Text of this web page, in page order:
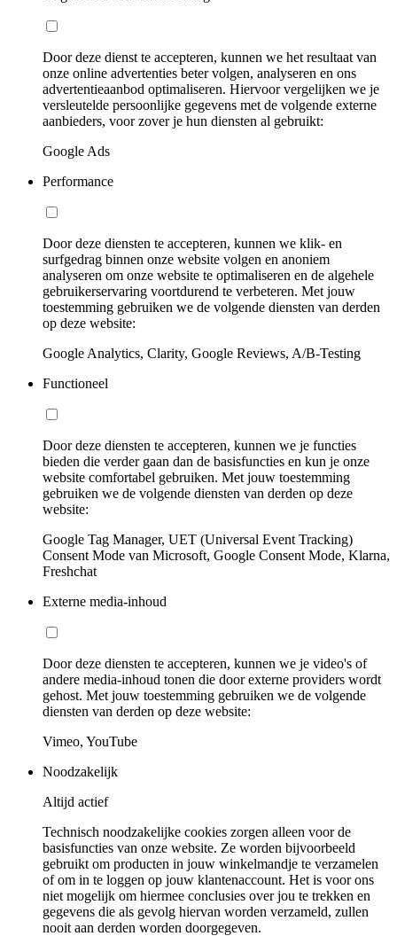
Door deze dienst te accepteren, kunnen we het resultaat van
onze online advertenties beter volgen, analyseren en ons
advertentieaanbod optimaliseren. Hiervoor vergelijken we je
versleutelde persoonlijke gegevens met de volgende externe
aanbieders, voor zover je hun diensten al gebruikt:
Google Ads
Performance
Door deze diensten te accepteren, kunnen we klik- en
surfgedrag binnen onze website volgen en anoniem
analyseren om onze website te optimaliseren en de algehele
gebruikerservaring voortdurend te verbeteren. Met jouw
toestemming gebruiken we de volgende diensten van derden
op deze website:
Google Analytics, Clarity, Google Reviews, A/B-Testing
Functioneel
Door deze diensten te accepteren, kunnen we je functies
bieden die verder gaan dan de basisfuncties en kun je onze
website comfortabel gebruiken. Met jouw toestemming
gebruiken we de volgende diensten van derden op deze
website:
Google Tag Manager, UET (Universal Event Tracking)
Consent Mode van Microsoft, Google Consent Mode, Klarna,
Freshchat
Externe media-inhoud
Door deze diensten te accepteren, kunnen we je video's of
andere media-inhoud tonen die door externe providers wordt
gehost. Met jouw toestemming gebruiken we de volgende
diensten van derden op deze website:
Vimeo, YouTube
Noodzakelijk
Altijd actief
Technisch noodzakelijke cookies zorgen alleen voor de
basisfuncties van onze website. Ze worden bijvoorbeeld
gebruikt om producten in jouw winkelmandje te verzamelen
of om in te loggen op jouw klantenaccount. Het is voor ons
niet mogelijk om hiermee conclusies over jou te trekken en
gegevens die als gevolg hiervan worden verzameld, zullen
nooit aan derden worden doorgegeven.